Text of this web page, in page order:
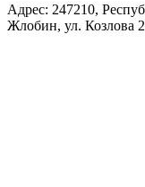
Адрес: 247210,
Жлобин, ул. Козлова